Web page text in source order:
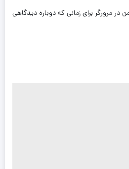
در مرورگر برای زمانی که دوباره دیدگاهی